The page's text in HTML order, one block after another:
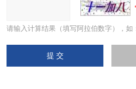
请输入计算结果（填写阿拉伯数字），如